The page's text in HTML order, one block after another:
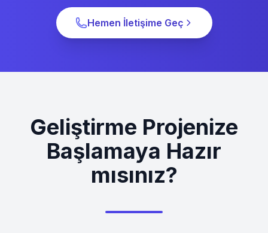
Hemen İletişime Geç
Geliştirme Projenize
Başlamaya Hazır
mısınız?